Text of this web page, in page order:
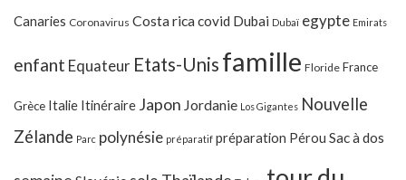
Canaries Coronavirus Costa ricacovid Dubai Dubaï egypte Emirats
enfant Equateur Etats-Unis famille Floride France
Grèce Italie Itinéraire Japon Jordanie Los Gigantes Nouvelle
Zélande Parc polynésie préparatif préparation Pérou Sac à dos